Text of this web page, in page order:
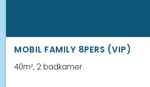
MOBIL FAMILY 8PERS (VIP)
40m², 2 badkamer